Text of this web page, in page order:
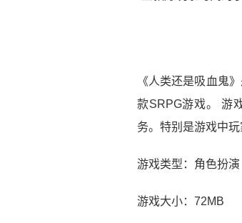
《人类还是吸血鬼
款SRPG游戏。 游
务。特别是游戏中
游戏类型：角色扮演
游戏大小：72MB